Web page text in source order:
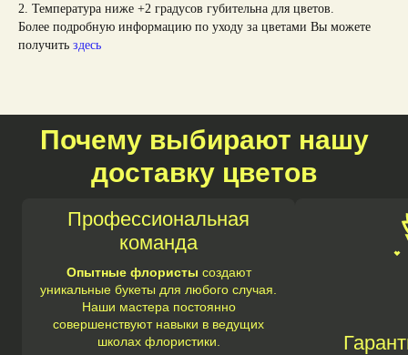
2. Температура ниже +2 градусов губительна для цветов.
Более подробную информацию по уходу за цветами Вы можете
получить здесь
Почему выбирают нашу
доставку цветов
Профессиональная
команда
Опытные флористы создают
уникальные букеты для любого случая.
Наши мастера постоянно
совершенствуют навыки в ведущих
школах флористики.